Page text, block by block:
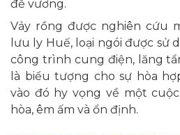
đế vương.
Vảy rồng được nghiên cứu
lưu ly Huế, loại ngói được sử
công trình cung điện, lăng
là biểu tượng cho sự hòa
vào đó hy vọng về một
hòa, êm ấm và ổn định.